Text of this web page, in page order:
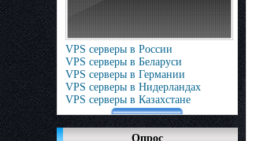
VPS серверы в России
VPS серверы в Беларуси
VPS серверы в Германии
VPS серверы в Нидерландах
VPS серверы в Казахстане
Опрос